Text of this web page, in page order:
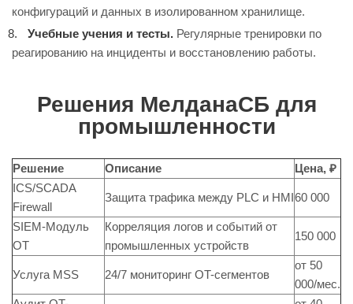
конфигураций и данных в изолированном хранилище.
Учебные учения и тесты. Регулярные тренировки по
реагированию на инциденты и восстановлению работы.
Решения МелданаСБ для
промышленности
Решение Описание
Цена, ₽
ICS/SCADA
Firewall
Защита трафика между PLC и HMI60 000
SIEM-Модуль
OT
Корреляция логов и событий от
промышленных устройств
150 000
Услуга MSS 24/7 мониторинг OT-сегментов
от 50
000/мес.